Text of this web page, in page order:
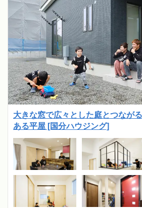
大きな窓で広々とした庭とつなが
ある平屋 [国分ハウジング]